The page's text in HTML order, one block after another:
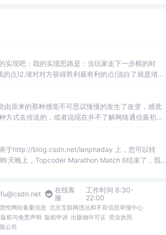
实现吧：我的实现思路是：当玩家走下一步棋的时
点)2.堵对对方获得胜利最有利的点(说白了就是堵对
原来的那种感觉不可思议慢慢的发生了改变，感觉
式去传送的，或者说现在并不了解网络通信最初原
于http://blog.csdn.net/lanphaday 上，您可以转
天晚上，Topcoder Marathon Match 6结束了，我取
在线客
服
工作时间 8:30-
22:00
性网站备案信息 北京互联网违法和不良信息举报中心
版权与免责声明 版权申诉 出版物许可证 营业执照
公司